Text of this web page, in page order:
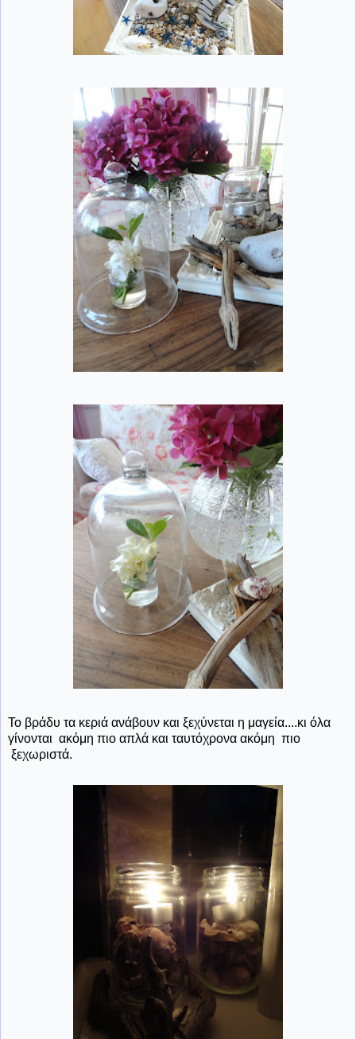
Το βράδυ τα κεριά ανάβουν και ξεχύνεται η μαγεία....κι όλα
γίνονται ακόμη πιο απλά και ταυτόχρονα ακόμη πιο
ξεχωριστά.